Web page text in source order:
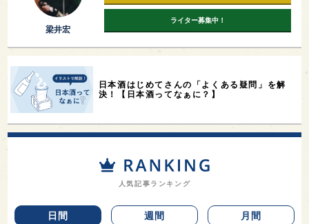
梁井宏
ライター募集中！
日本酒はじめてさんの「よくある疑問」を解
決！【日本酒ってなぁに？】
人気記事ランキング
日間 週間 月間